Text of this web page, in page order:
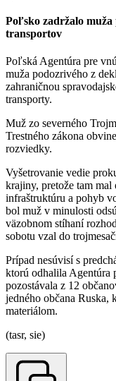
Poľsko zadržalo muža
transportov
Poľská Agentúra pre
muža podozrivého z
zahraničnou
transporty.
Muž zo severného
Trestného zákona
rozviedky.
Vyšetrovanie vedie
krajiny, pretože tam
infraštruktúru a pohyb
bol muž v minulosti
väzobnom stíhaní
sobotu vzal do
Prípad nesúvisí s
ktorú odhalila Agentúra
pozostávala z 12
jedného občana
materiálom.
(tasr, sie)